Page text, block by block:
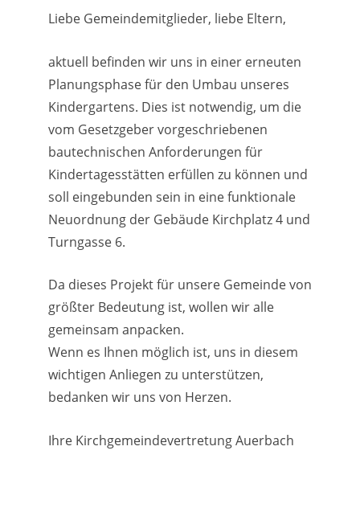
Liebe Gemeindemitglieder, liebe Eltern,
aktuell befinden wir uns in einer erneuten
Planungsphase für den Umbau unseres
Kindergartens. Dies ist notwendig, um die
vom Gesetzgeber vorgeschriebenen
bautechnischen Anforderungen für
Kindertagesstätten erfüllen zu können und
soll eingebunden sein in eine funktionale
Neuordnung der Gebäude Kirchplatz 4 und
Turngasse 6.
Da dieses Projekt für unsere Gemeinde von
größter Bedeutung ist, wollen wir alle
gemeinsam anpacken.
Wenn es Ihnen möglich ist, uns in diesem
wichtigen Anliegen zu unterstützen,
bedanken wir uns von Herzen.
Ihre Kirchgemeindevertretung Auerbach